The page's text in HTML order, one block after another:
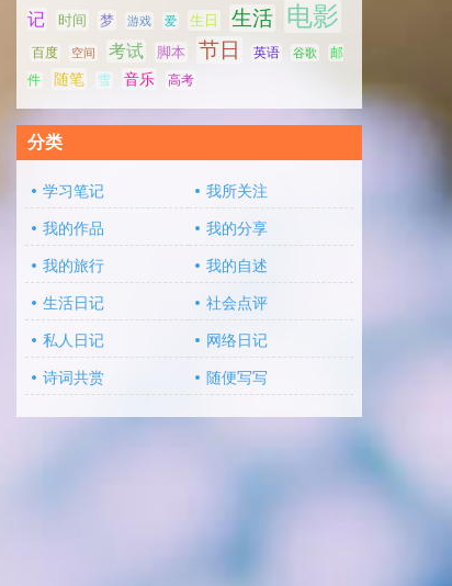
记 时间 梦 游戏 爱 生日 生活 电影
百度 空间 考试 脚本 节日 英语 谷歌 邮
件 随笔 雪 音乐 高考
分类
学习笔记 我所关注
我的作品 我的分享
我的旅行 我的自述
生活日记 社会点评
私人日记 网络日记
诗词共赏 随便写写